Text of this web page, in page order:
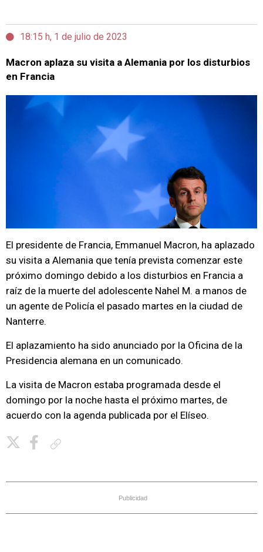
18:15 h, 1 de julio de 2023
Macron aplaza su visita a Alemania por los disturbios
en Francia
El presidente de Francia, Emmanuel Macron, ha aplazado
su visita a Alemania que tenía prevista comenzar este
próximo domingo debido a los disturbios en Francia a
raíz de la muerte del adolescente Nahel M. a manos de
un agente de Policía el pasado martes en la ciudad de
Nanterre.
El aplazamiento ha sido anunciado por la Oficina de la
Presidencia alemana en un comunicado.
La visita de Macron estaba programada desde el
domingo por la noche hasta el próximo martes, de
acuerdo con la agenda publicada por el Elíseo.
Publicidad